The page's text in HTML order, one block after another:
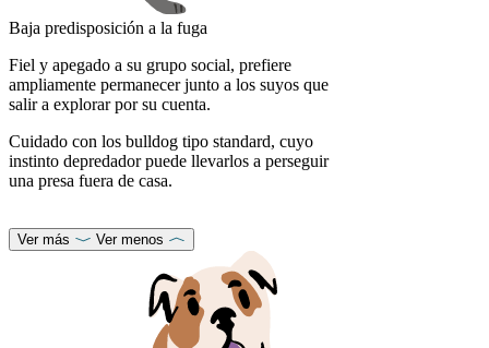
Baja predisposición a la fuga
Fiel y apegado a su grupo social, prefiere
ampliamente permanecer junto a los suyos que
salir a explorar por su cuenta.
Cuidado con los bulldog tipo standard, cuyo
instinto depredador puede llevarlos a perseguir
una presa fuera de casa.
Ver más Ver menos